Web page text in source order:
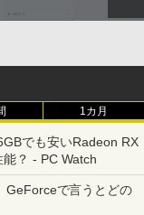
ver.)
ルレス 2L×9本
ルレス 500ml ×24本
500ミリリットル (Sm
115 (ジャンプコミッ
クロ版 39 (ジャンプ
H&B】富士通 MU
モリ:4GB/8GB/S
1TB/13.3型/
中古 ノート
| Mate MKM28L-4 |
ップ | 一年保証 |
2.8(〜最大4.0)G
新品) | DV
し | Win11Pro64bit
晶モニター 23.8イ
ックライト付 非光
スプレイ ディス
準拠 【中古】
液晶モニター
わやまやま 夢中さ
ァミレス行こ 特典
7巻セット （裏少年
[ 松木 いっか ]
1カ月
でも安いRadeon RX
？ - PC Watch
GeForceで言うとどの